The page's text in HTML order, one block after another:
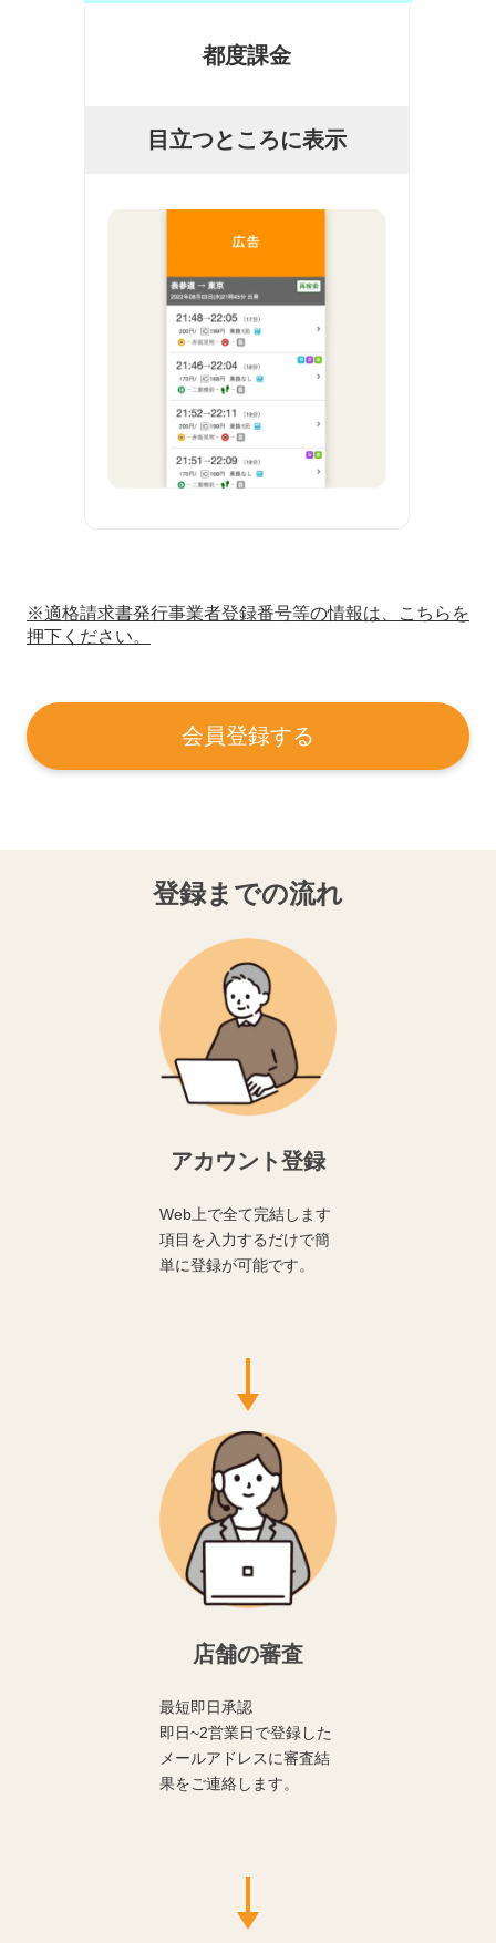
都度課金
目立つところに表示
※適格請求書発行事業者登録番号等の情報は、こちらを
押下ください。
会員登録する
登録までの流れ
アカウント登録
Web上で全て完結します
項目を入力するだけで簡
単に登録が可能です。
店舗の審査
最短即日承認
即日~2営業日で登録した
メールアドレスに審査結
果をご連絡します。